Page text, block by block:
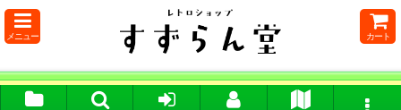
メニュー カート